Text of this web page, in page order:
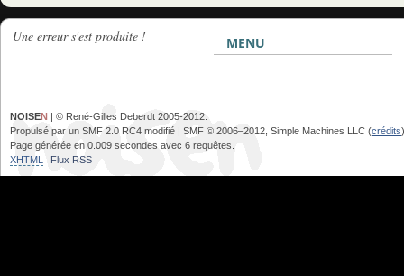
Une erreur s'est produite ! MENU
NOISEN | © René-Gilles Deberdt 2005-2012.
Propulsé par un SMF 2.0 RC4 modifié | SMF © 2006–2012, Simple Machines LLC (crédits)
Page générée en 0.009 secondes avec 6 requêtes.
XHTML
Flux RSS